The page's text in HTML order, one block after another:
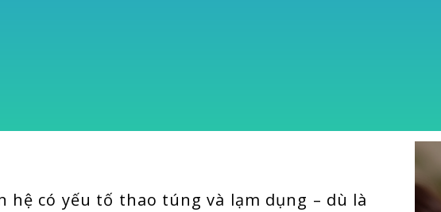
hệ có yếu tố thao túng và lạm dụng – dù là